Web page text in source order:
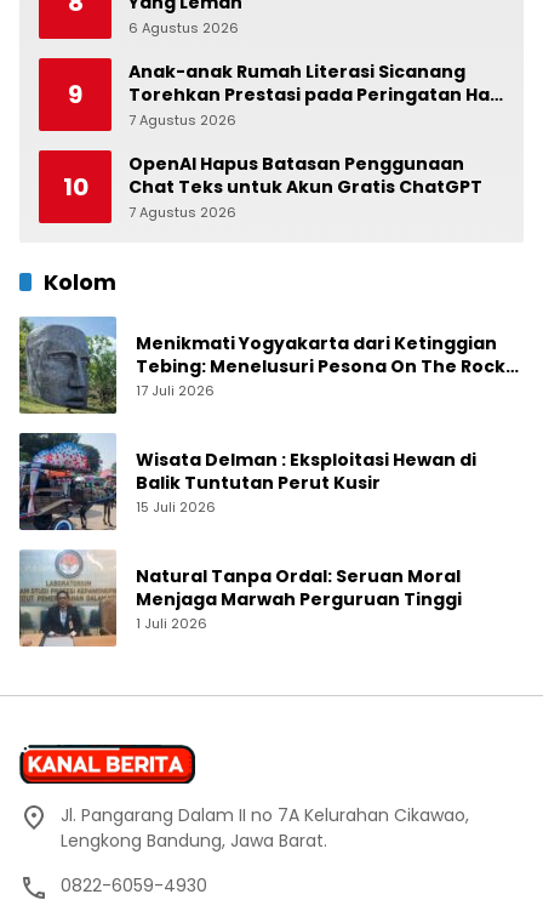
6 Agustus 2026
9
Anak-anak Rumah Literasi Sicanang
Torehkan Prestasi pada Peringatan Hari
Anak Nasional di Kecamatan Medan
7 Agustus 2026
10
OpenAI Hapus Batasan Penggunaan
Chat Teks untuk Akun Gratis ChatGPT
7 Agustus 2026
Kolom
Menikmati Yogyakarta dari Ketinggian
Tebing: Menelusuri Pesona On The Rock
Jogja yang Sedang Naik Daun
17 Juli 2026
Wisata Delman : Eksploitasi Hewan di
Balik Tuntutan Perut Kusir
15 Juli 2026
Natural Tanpa Ordal: Seruan Moral
Menjaga Marwah Perguruan Tinggi
1 Juli 2026
Jl. Pangarang Dalam II no 7A Kelurahan Cikawao,
Lengkong Bandung, Jawa Barat.
0822-6059-4930